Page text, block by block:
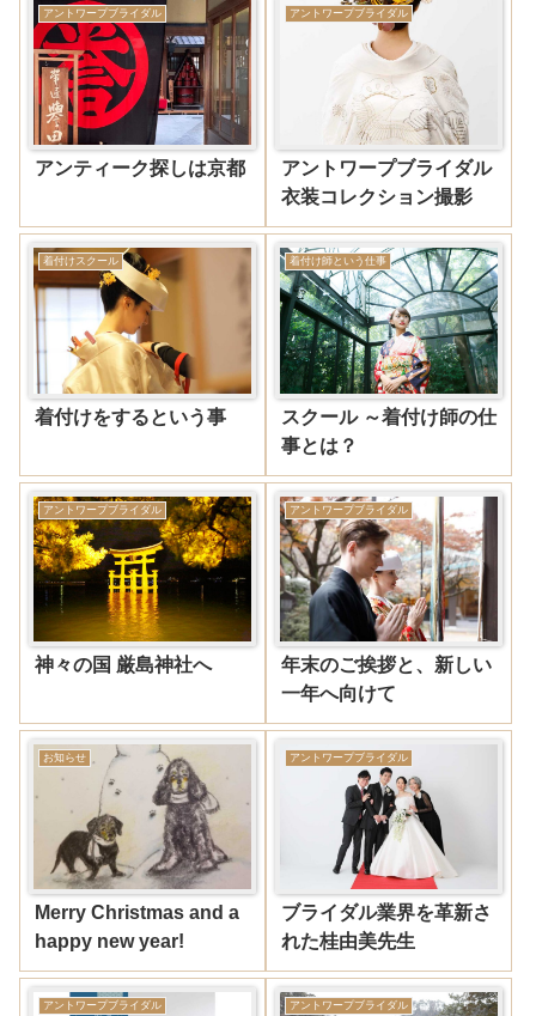
アントワープブライダル
アンティーク探しは京都
アントワープブライダル
アントワープブライダル
衣装コレクション撮影
着付けスクール
着付けをするという事
着付け師という仕事
スクール ～着付け師の仕
事とは？
アントワープブライダル
神々の国 厳島神社へ
アントワープブライダル
年末のご挨拶と、新しい
一年へ向けて
お知らせ
Merry Christmas and a
happy new year!
アントワープブライダル
ブライダル業界を革新さ
れた桂由美先生
アントワープブライダル アントワープブライダル